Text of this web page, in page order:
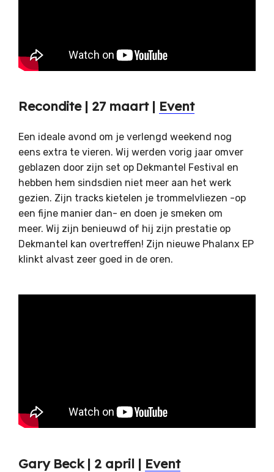
Recondite | 27 maart | Event
Een ideale avond om je verlengd weekend nog
eens extra te vieren. Wij werden vorig jaar omver
geblazen door zijn set op Dekmantel Festival en
hebben hem sindsdien niet meer aan het werk
gezien. Zijn tracks kietelen je trommelvliezen -op
een fijne manier dan- en doen je smeken om
meer. Wij zijn benieuwd of hij zijn prestatie op
Dekmantel kan overtreffen! Zijn nieuwe Phalanx EP
klinkt alvast zeer goed in de oren.
Gary Beck | 2 april | Event